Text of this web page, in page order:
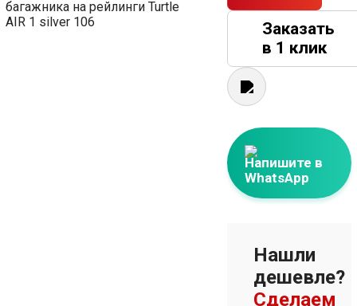
Заказать
в 1 клик
Напишите в
WhatsApp
Нашли
дешевле?
Сделаем